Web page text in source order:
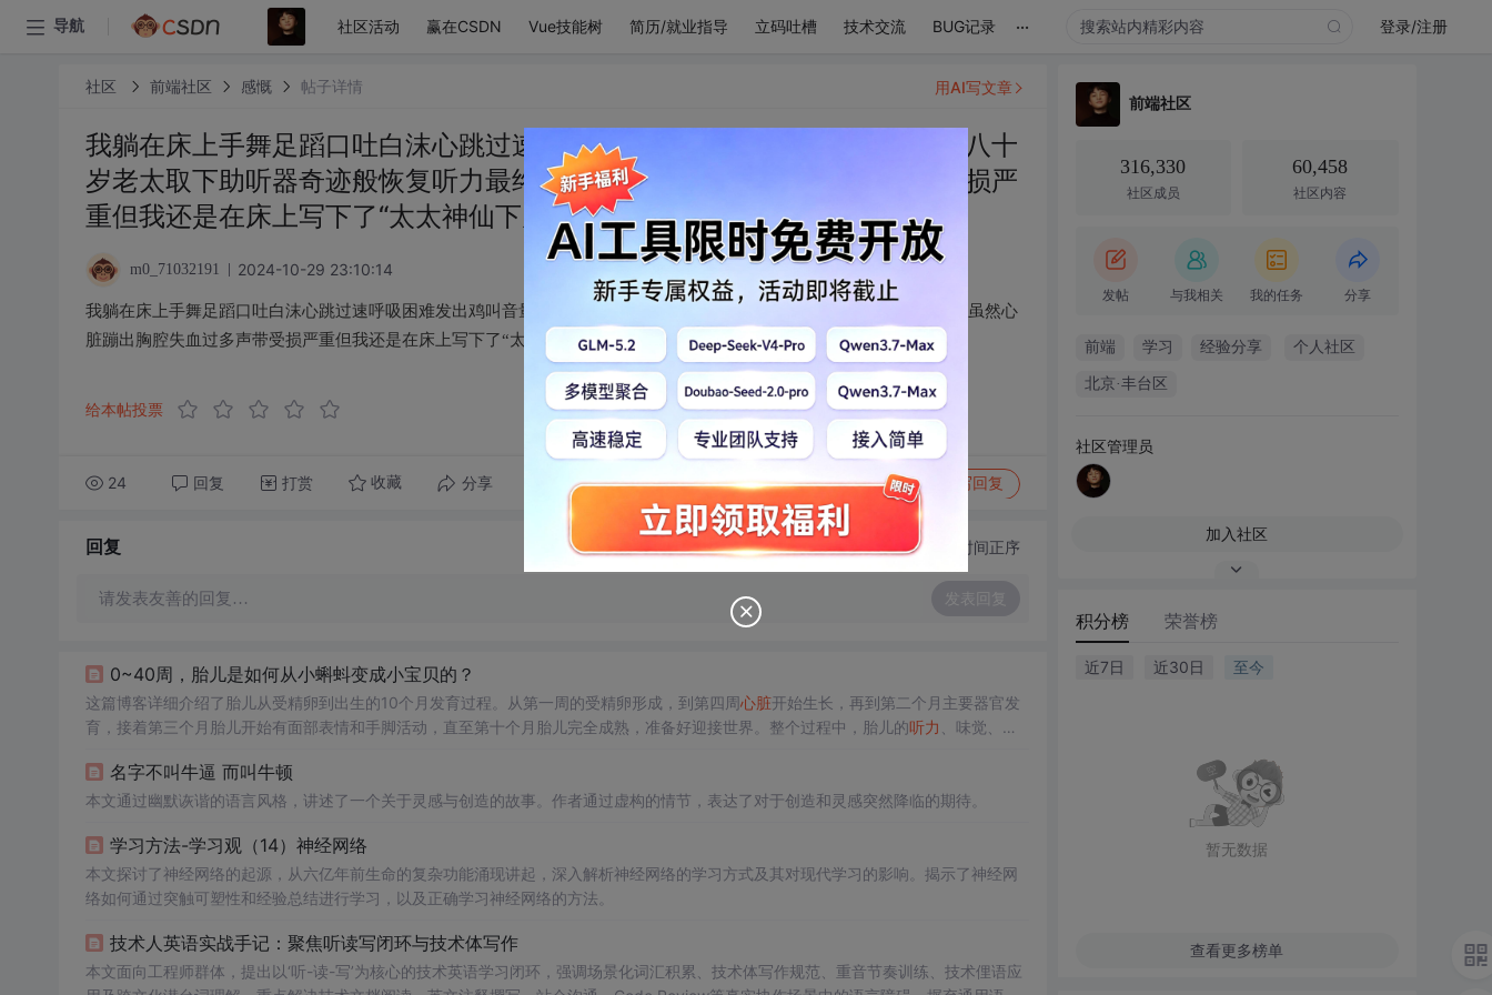
导航 社区活动 赢在CSDN Vue技能树 简历/就业指导 立码吐槽 技术交流 BUG记录 ... 登录/注册
社区 前端社区 感慨 帖子详情
我躺在床上手舞足蹈口吐白沫心跳过速呼吸困难发出鸡叫音量过高使得楼上八十
岁老太取下助听器奇迹般恢复听力最终我虽然心脏蹦出胸腔失血过多声带受损严
重但我还是在床上写下了“太太神仙下凡辛苦了！”九个大字！
m0_71032191 2024-10-29 23:10:14
我躺在床上手舞足蹈口吐白沫心跳过速呼吸困难发出鸡叫音量过高使得楼上八十岁老太取下助听器奇迹般恢复听力最终我虽然心
脏蹦出胸腔失血过多声带受损严重但我还是在床上写下了“太太神仙下凡辛苦了！”九个大字！
给本帖投票
24 回复 打赏 收藏 分享 转发到动态 举报 写回复
用AI写文章
回复 切换为时间正序
请发表友善的回复… 发表回复
0~40周，胎儿是如何从小蝌蚪变成小宝贝的？
这篇博客详细介绍了胎儿从受精卵到出生的10个月发育过程。从第一周的受精卵形成，到第四周心脏开始生长，再到第二个月主要器官发
育，接着第三个月胎儿开始有面部表情和手脚活动，直至第十个月胎儿完全成熟，准备好迎接世界。整个过程中，胎儿的听力 、味觉、触
名字不叫牛逼 而叫牛顿
本文通过幽默诙谐的语言风格，讲述了一个关于灵感与创造的故事。作者通过虚构的情节，表达了对于创造和灵感突然降临的期待。
学习方法-学习观（14）神经网络
本文探讨了神经网络的起源，从六亿年前生命的复杂功能涌现讲起，深入解析神经网络的学习方式及其对现代学习的影响。揭示了神经网
络如何通过突触可塑性和经验总结进行学习，以及正确学习神经网络的方法。
技术人英语实战手记：聚焦听读写闭环与技术体写作
本文面向工程师群体，提出以‘听-读-写’为核心的技术英语学习闭环，强调场景化词汇积累、技术体写作规范、重音节奏训练、技术俚语应
前端社区
316,330
社区成员
60,458
社区内容
发帖 与我相关 我的任务 分享
前端 学习 经验分享 个人社区
北京·丰台区
社区管理员
加入社区
积分榜 荣誉榜
近7日 近30日 至今
暂无数据
查看更多榜单